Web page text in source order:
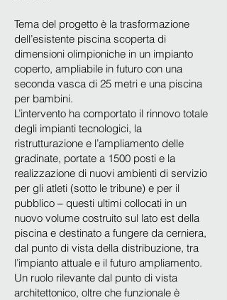
Tema del progetto è la trasformazione
dell’esistente piscina scoperta di
dimensioni olimpioniche in un impianto
coperto, ampliabile in futuro con una
seconda vasca di 25 metri e una piscina
per bambini.
L’intervento ha comportato il rinnovo totale
degli impianti tecnologici, la
ristrutturazione e l’ampliamento delle
gradinate, portate a 1500 posti e la
realizzazione di nuovi ambienti di servizio
per gli atleti (sotto le tribune) e per il
pubblico – questi ultimi collocati in un
nuovo volume costruito sul lato est della
piscina e destinato a fungere da cerniera,
dal punto di vista della distribuzione, tra
l’impianto attuale e il futuro ampliamento.
Un ruolo rilevante dal punto di vista
architettonico, oltre che funzionale è